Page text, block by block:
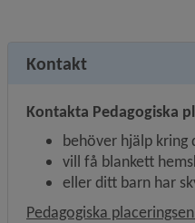
Kontakt
Kontakta Pedagogiska
behöver hjälp kring
vill få blankett
eller ditt barn har
Pedagogiska